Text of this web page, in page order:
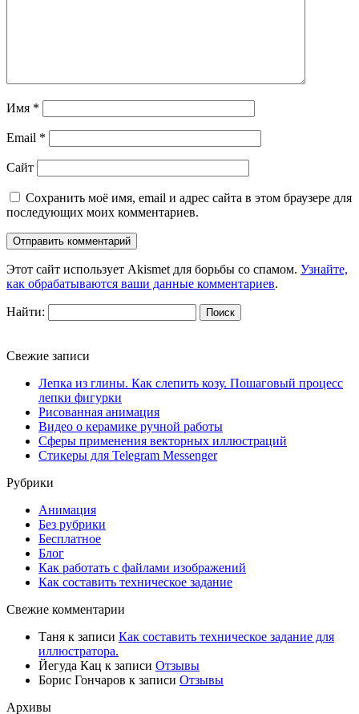
Имя *
Email *
Сайт
Сохранить моё имя, email и адрес сайта в этом браузере для
последующих моих комментариев.
Этот сайт использует Akismet для борьбы со спамом. Узнайте,
как обрабатываются ваши данные комментариев.
Найти:
Свежие записи
Лепка из глины. Как слепить козу. Пошаговый процесс
лепки фигурки
Рисованная анимация
Видео о керамике ручной работы
Сферы применения векторных иллюстраций
Стикеры для Telegram Messenger
Рубрики
Анимация
Без рубрики
Бесплатное
Блог
Как работать с файлами изображений
Как составить техническое задание
Свежие комментарии
Таня к записи Как составить техническое задание для
иллюстратора.
Йегуда Кац к записи Отзывы
Борис Гончаров к записи Отзывы
Архивы